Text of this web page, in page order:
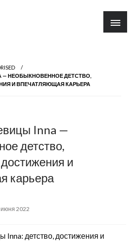
— НЕОБЫКНОВЕННОЕ ДЕТСТВО,
И ВПЕЧАТЛЯЮЩАЯ КАРЬЕРА
Inna —
детство,
и
карьера
июня 2022